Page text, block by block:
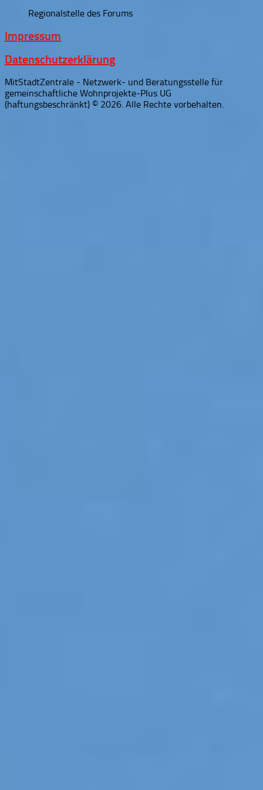
Regionalstelle des Forums
Impressum
Datenschutzerklärung
MitStadtZentrale - Netzwerk- und Beratungsstelle für
gemeinschaftliche Wohnprojekte-Plus UG
(haftungsbeschränkt) © 2026. Alle Rechte vorbehalten.